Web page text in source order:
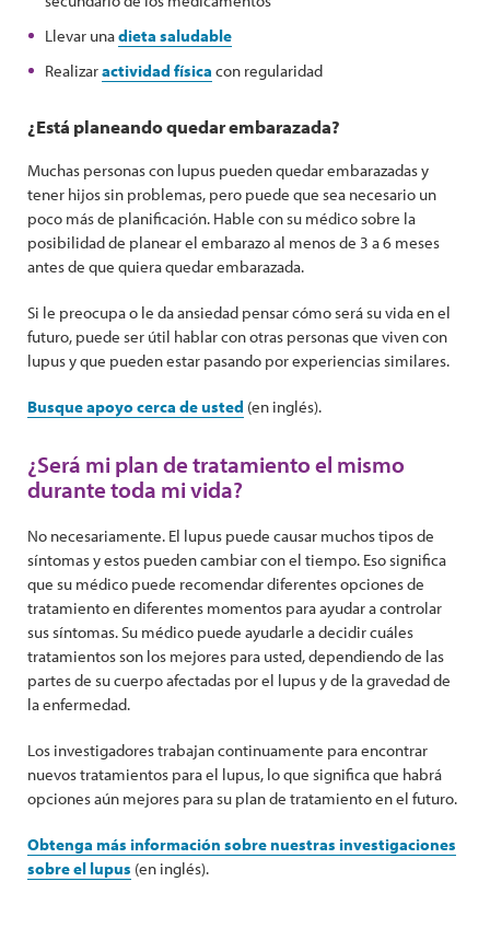
Llevar unadieta saludable
Realizaractividad física con regularidad
¿Está planeando quedar embarazada?
Muchas personas con lupus pueden quedar embarazadas y
tener hijos sin problemas, pero puede que sea necesario un
poco más de planificación. Hable con su médico sobre la
posibilidad de planear el embarazo al menos de 3 a 6 meses
antes de que quiera quedar embarazada.
Si le preocupa o le da ansiedad pensar cómo será su vida en el
futuro, puede ser útil hablar con otras personas que viven con
lupus y que pueden estar pasando por experiencias similares.
Busque apoyo cerca de usted (en inglés).
¿Será mi plan de tratamiento el mismo
durante toda mi vida?
No necesariamente. El lupus puede causar muchos tipos de
síntomas y estos pueden cambiar con el tiempo. Eso significa
que su médico puede recomendar diferentes opciones de
tratamiento en diferentes momentos para ayudar a controlar
sus síntomas. Su médico puede ayudarle a decidir cuáles
tratamientos son los mejores para usted, dependiendo de las
partes de su cuerpo afectadas por el lupus y de la gravedad de
la enfermedad.
Los investigadores trabajan continuamente para encontrar
nuevos tratamientos para el lupus, lo que significa que habrá
opciones aún mejores para su plan de tratamiento en el futuro.
Obtenga más información sobre nuestras investigaciones
sobre el lupus (en inglés).